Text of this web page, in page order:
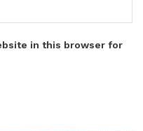
in this browser for